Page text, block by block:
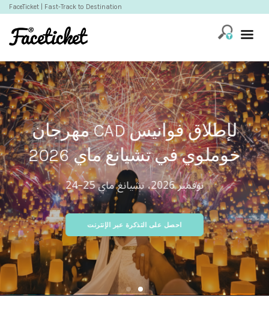
FaceTicket | Fast-Track to Destination
مهرجان CAD لإطلاق فوانيس
خوملوي في تشيانغ ماي 2026
24–25 نوفمبر 2026، تشيانغ ماي
احصل على التذكرة عبر الإنترنت